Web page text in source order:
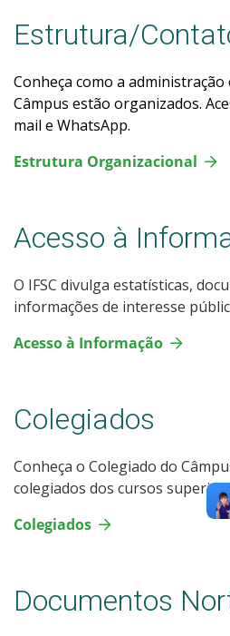
Estrutura/
Conheça como a
Câmpus estão organizados.
mail e WhatsApp.
Estrutura Organizacional
Acesso à
O IFSC divulga estatísticas,
informações de interesse
Acesso à Informação
Colegiados
Conheça o Colegiado do
colegiados dos cursos
Colegiados
Documentos